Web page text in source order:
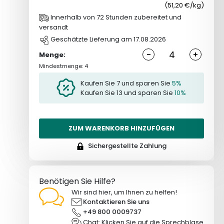
(51,20 €/kg)
Innerhalb von 72 Stunden zubereitet und
versandt
Geschätzte Lieferung am 17.08.2026
Menge:
- +
Mindestmenge: 4
Kaufen Sie 7 und sparen Sie5%
Kaufen Sie 13 und sparen Sie10%
ZUM WARENKORB HINZUFÜGEN
Sichergestellte Zahlung
Benötigen Sie Hilfe?
Wir sind hier, um Ihnen zu helfen!
Kontaktieren Sie uns
+49 800 0009737